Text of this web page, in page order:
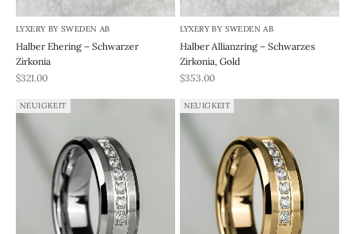
LYXERY BY SWEDEN AB
Halber Ehering – Schwarzer
Zirkonia
REA-pris
$321.00
LYXERY BY SWEDEN AB
Halber Allianzring – Schwarzes
Zirkonia, Gold
REA-pris
$353.00
NEUIGKEIT NEUIGKEIT